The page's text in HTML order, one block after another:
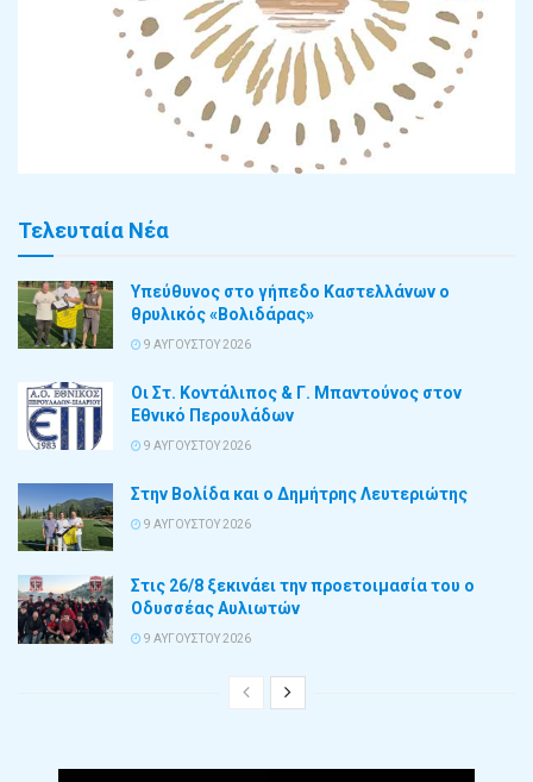
Τελευταία Νέα
Υπεύθυνος στο γήπεδο Καστελλάνων ο
θρυλικός «Βολιδάρας»
9 ΑΥΓΟΎΣΤΟΥ 2026
Οι Στ. Κοντάλιπος & Γ. Μπαντούνος στον
Εθνικό Περουλάδων
9 ΑΥΓΟΎΣΤΟΥ 2026
Στην Βολίδα και ο Δημήτρης Λευτεριώτης
9 ΑΥΓΟΎΣΤΟΥ 2026
Στις 26/8 ξεκινάει την προετοιμασία του ο
Οδυσσέας Αυλιωτών
9 ΑΥΓΟΎΣΤΟΥ 2026